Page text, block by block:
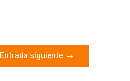
Entrada siguiente →